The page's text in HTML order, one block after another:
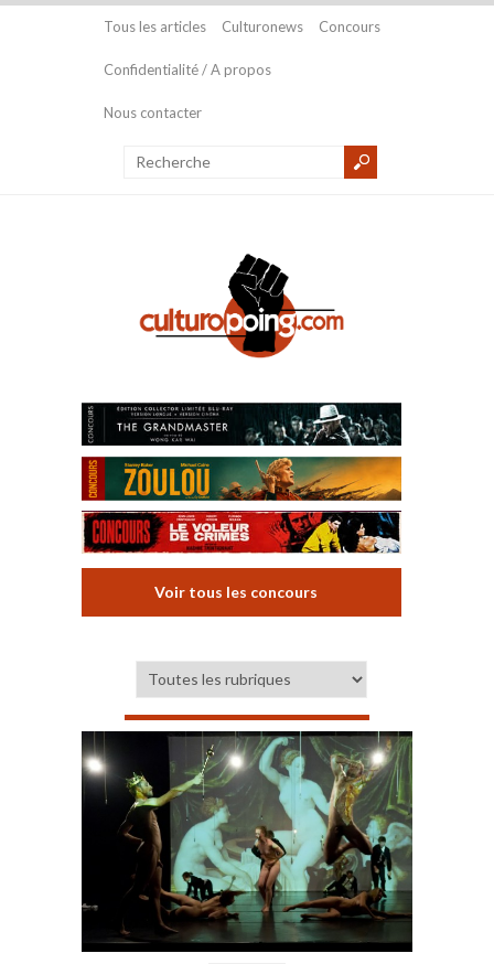
Tous les articles Culturonews Concours
Confidentialité / A propos
Nous contacter
Voir tous les concours